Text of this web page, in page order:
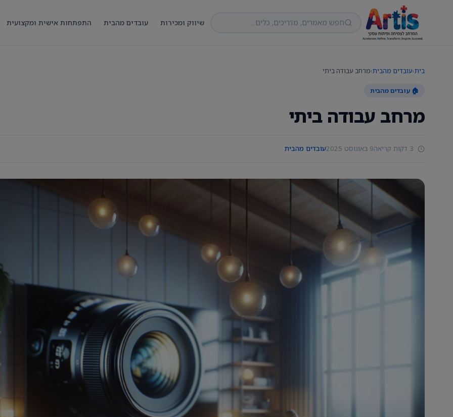
שיווק ומכירות עובדים מהבית התפתחות אישית ומקצועית
בית›עובדים מהבית›מרחב עבודה ביתי
🏠 עובדים מהבית
מרחב עבודה ביתי
9 באוגוסט 2025 עובדים מהבית